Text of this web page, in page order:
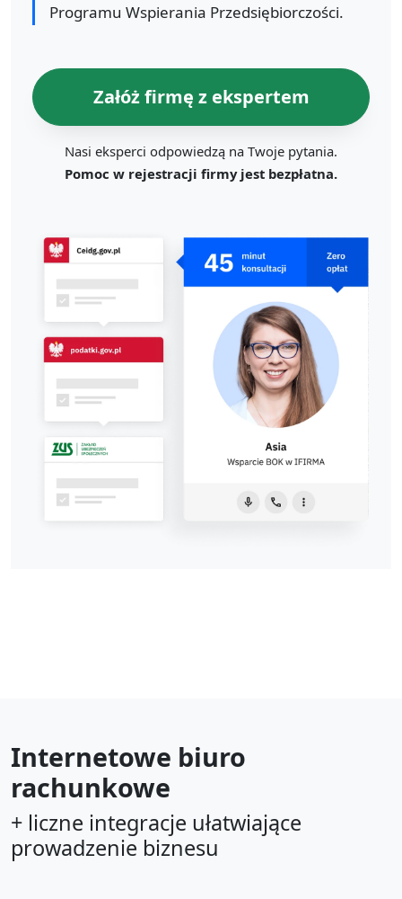
Programu Wspierania Przedsiębiorczości.
Załóż firmę z ekspertem
Nasi eksperci odpowiedzą na Twoje pytania.
Pomoc w rejestracji firmy jest bezpłatna.
Internetowe biuro
rachunkowe
+ liczne integracje ułatwiające
prowadzenie biznesu